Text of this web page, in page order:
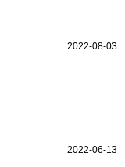
2022-08-03
2022-06-13